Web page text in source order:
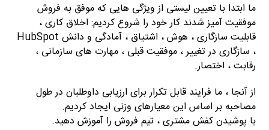
ما ابتدا با تعیین لیستی از ویژگی هایی که موفق به فروش
موفقیت آمیز شدند کار خود را شروع کردیم: اخلاق کاری ،
قابلیت سازگاری ، هوش ، اشتیاق ، آمادگی و دانش HubSpot
، سازگاری در تغییر ، موفقیت قبلی ، مهارت های سازمانی ،
رقابت ، اختصار.
از آنجا ، ما فرایند قابل تکرار برای ارزیابی داوطلبان در طول
مصاحبه بر اساس این معیارهای وزنی ایجاد کردیم.
با پوشیدن کفش مشتری ، تیم فروش را آموزش دهید.